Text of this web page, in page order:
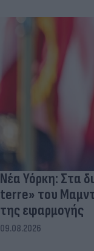
Νέα Υόρκη: Στα
terre» του
της εφαρμογής
09.08.2026